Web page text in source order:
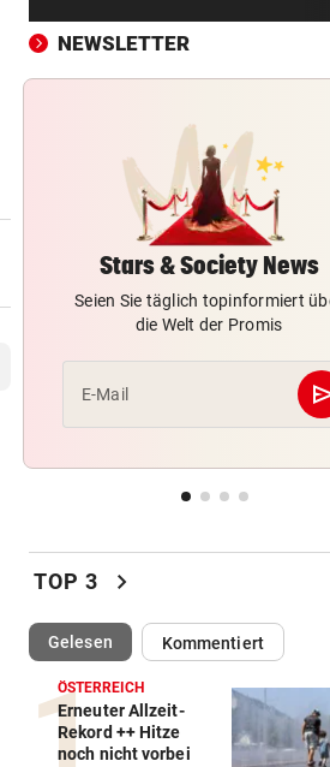
Jeder vierte
abwandern
Wieder in der Klinik: Große
um König Harald
„DESOLATE SITUATION“
Sex-Massagen-Skandal:
Südkorea entschuldigt sich
STREIT GEHT WEITER
„KRONE“-KOMMENTARE vor
„Salzburg war für mich die
Wahl“
WM-TEAMCHEF STINKSAUER
„Ratte“: Hat Cannavaro einen
Verräter im Team?
ARBEIT UND URLAUB vor
NEWSLETTER
Stars & Society News
Seien Sie täglich topinformiert
die Welt der Promis
E-Mail
TOP 3 chevron_right
Gelesen(ausgewählt)Kommentiert
ÖSTERREICH
Erneuter Allzeit-
Rekord ++ Hitze
noch nicht vorbei